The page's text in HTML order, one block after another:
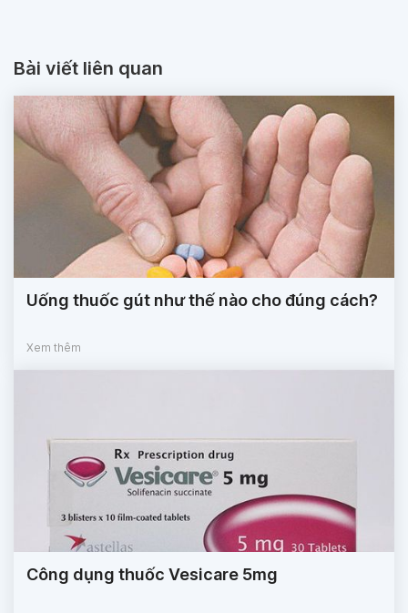
Bài viết liên quan
Uống thuốc gút như thế nào cho đúng cách?
Xem thêm
Công dụng thuốc Vesicare 5mg